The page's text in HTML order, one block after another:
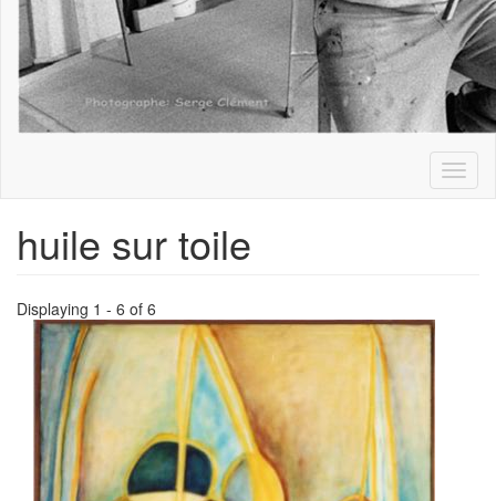
huile sur toile
Displaying 1 - 6 of 6